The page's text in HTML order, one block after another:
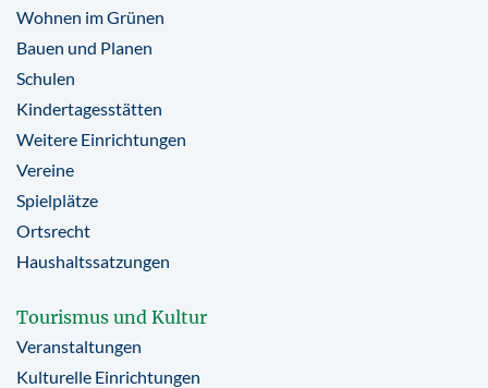
Wohnen im Grünen
Bauen und Planen
Schulen
Kindertagesstätten
Weitere Einrichtungen
Vereine
Spielplätze
Ortsrecht
Haushaltssatzungen
Tourismus und Kultur
Veranstaltungen
Kulturelle Einrichtungen